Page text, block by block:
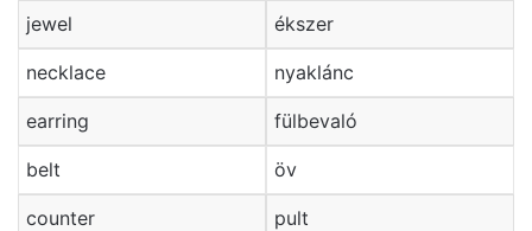
jewel ékszer
necklace nyaklánc
earring fülbevaló
belt öv
counter pult